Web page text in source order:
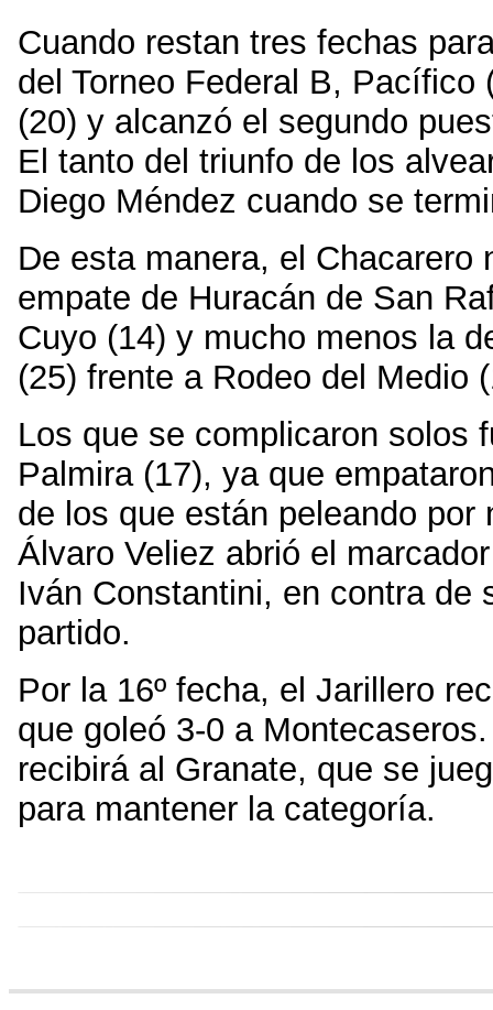
Cuando restan tres fechas
del Torneo Federal B,
(20) y alcanzó el segundo
El tanto del triunfo de los
Diego Méndez cuando se
De esta manera, el Chacarero
empate de Huracán de San
Cuyo (14) y mucho menos la
(25) frente a Rodeo del Medio
Los que se complicaron solos
Palmira (17), ya que
de los que están peleando por
Álvaro Veliez abrió el
Iván Constantini, en contra de
partido.
Por la 16º fecha, el Jarillero
que goleó 3-0 a
recibirá al Granate, que se
para mantener la categoría.